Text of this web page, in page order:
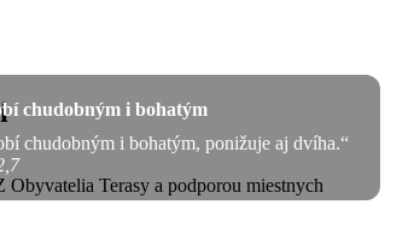
chudobným i bohatým
chudobným i bohatým, ponižuje aj dvíha.“
Terasy a podporou miestnych